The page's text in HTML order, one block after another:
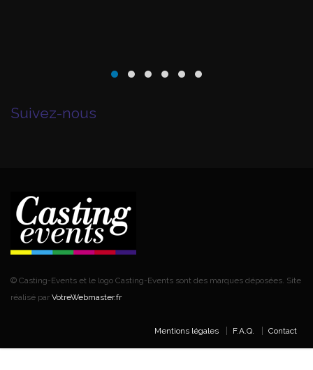
Suivez-nous
© Casting-Events et le logo Casting-Events sont des marques déposées. Site
réalisé par VotreWebmaster.fr
Mentions légales F.A.Q. Contact